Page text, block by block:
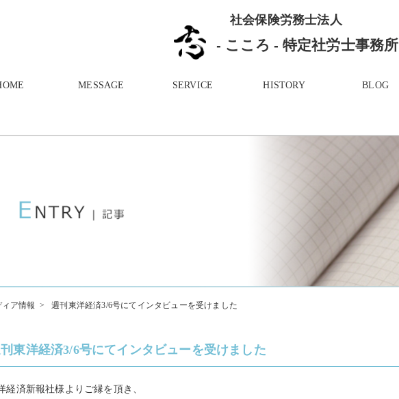
社会保険労務士法人
- こころ - 特定社労士事務所
MESSAGE SERVICE HISTORY BLOG
ィア情報 > 週刊東洋経済3/6号にてインタビューを受けました
東洋経済3/6号にてインタビューを受けました
経済新報社様よりご縁を頂き、